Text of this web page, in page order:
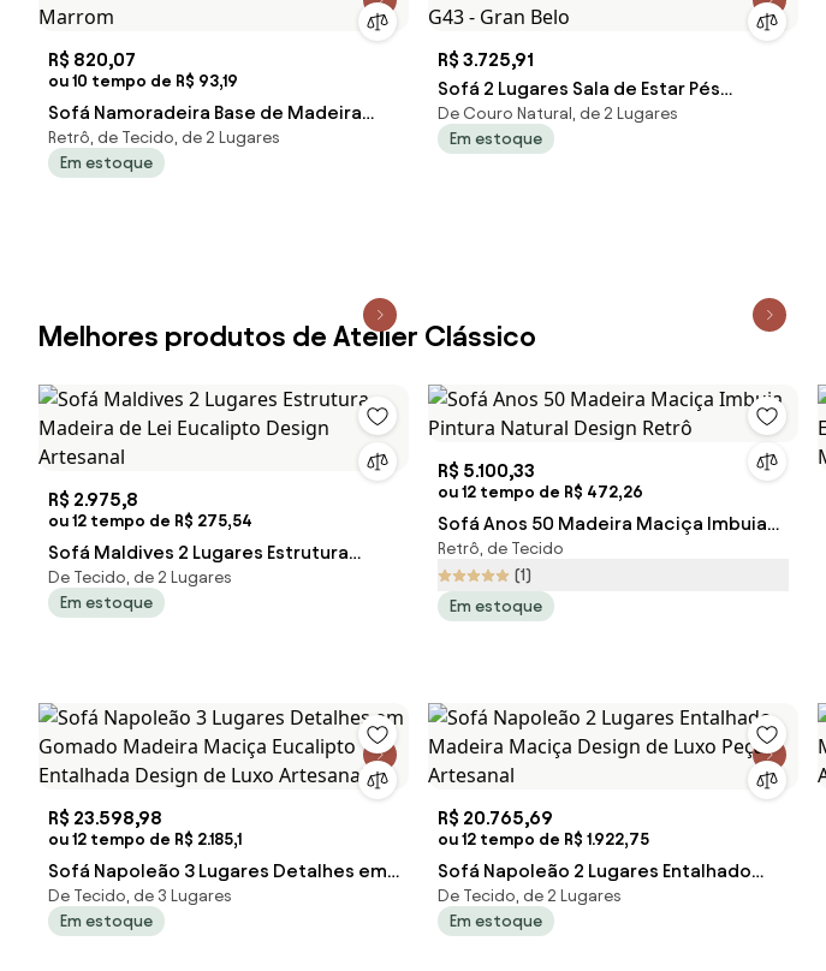
R$ 820,07
ou 10 tempo de R$ 93,19
Sofá Namoradeira Base de Madeira
Castanho Elisa Suede D03 - D'Rossi -
Marrom
Retrô, de Tecido, de 2 Lugares
Em estoque
R$ 3.725,91
Sofá 2 Lugares Sala de Estar Pés
Madeira kenny 160 cm Couro Tabaco
G43 - Gran Belo
De Couro Natural, de 2 Lugares
Em estoque
Melhores produtos de Atelier Clássico
R$ 2.975,8
ou 12 tempo de R$ 275,54
Sofá Maldives 2 Lugares Estrutura
Madeira de Lei Eucalipto Design
Artesanal
De Tecido, de 2 Lugares
Em estoque
R$ 5.100,33
ou 12 tempo de R$ 472,26
Sofá Anos 50 Madeira Maciça Imbuia
Pintura Natural Design Retrô
Retrô, de Tecido
(1)
Em estoque
R$ 23.598,98
ou 12 tempo de R$ 2.185,1
Sofá Napoleão 3 Lugares Detalhes em
Gomado Madeira Maciça Eucalipto
Entalhada Design de Luxo Artesanal
De Tecido, de 3 Lugares
Em estoque
R$ 20.765,69
ou 12 tempo de R$ 1.922,75
Sofá Napoleão 2 Lugares Entalhado
Madeira Maciça Design de Luxo Peça
Artesanal
De Tecido, de 2 Lugares
Em estoque